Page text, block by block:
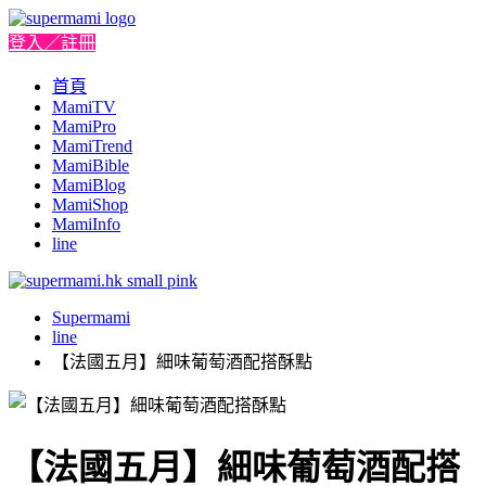
登入／註冊
首頁
MamiTV
MamiPro
MamiTrend
MamiBible
MamiBlog
MamiShop
MamiInfo
line
Supermami
line
【法國五月】細味葡萄酒配搭酥點
【法國五月】細味葡萄酒配搭